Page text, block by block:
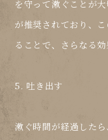
を守って漱ぐことが
が推奨されており、
ることで、さらなる効
5. 吐き出す
漱ぐ時間が経過したら